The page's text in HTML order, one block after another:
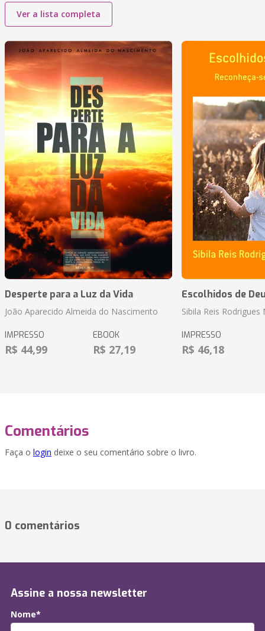
Ver a lista completa
Desperte para a Luz da Vida
João Aparecido Almeida do Nascimento
IMPRESSO
R$ 44,99
EBOOK
R$ 27,19
Escolhidos de
Sibila Reis
IMPRESSO
R$ 46,18
Comentários
Faça o login deixe o seu comentário sobre o livro.
0 comentários
Assine a nossa newsletter
Nome*